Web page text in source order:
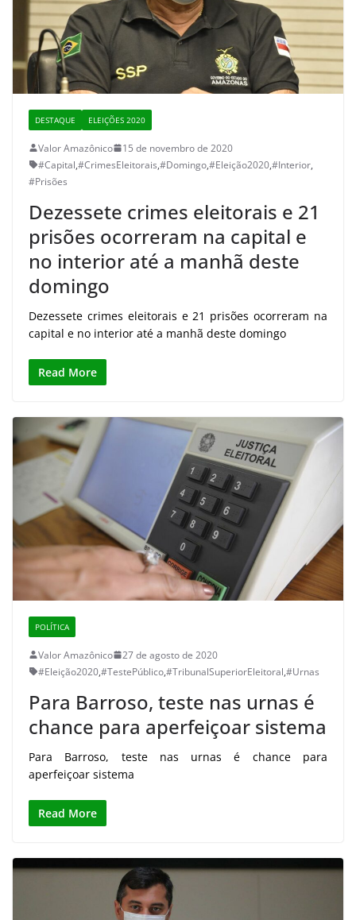
DESTAQUE ELEIÇÕES 2020
Valor Amazônico
15 de novembro de 2020
#Capital,#CrimesEleitorais,#Domingo,#Eleição2020,#Interior,
#Prisões
Dezessete crimes eleitorais e 21
prisões ocorreram na capital e
no interior até a manhã deste
domingo
Dezessete crimes eleitorais e 21 prisões ocorreram na
capital e no interior até a manhã deste domingo
Read More
POLÍTICA
Valor Amazônico
27 de agosto de 2020
#Eleição2020,#TestePúblico,#TribunalSuperiorEleitoral,#Urnas
Para Barroso, teste nas urnas é
chance para aperfeiçoar sistema
Para Barroso, teste nas urnas é chance para
aperfeiçoar sistema
Read More